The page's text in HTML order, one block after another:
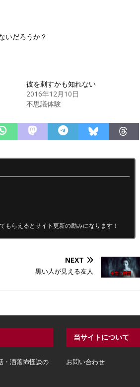
いだろうか？
彼を刺すかも知れない
2016年12月10日
不思議体験
もらえるとサイト更新の励みになります！
NEXT
黒い人が見える友人
・洒落怖怪談の
当サイトについて
お問い合わせ